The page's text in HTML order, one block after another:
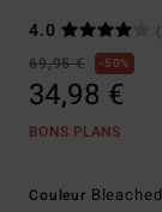
4.0
69,95 €
50%
34,98 €
BONS PLANS
Couleur